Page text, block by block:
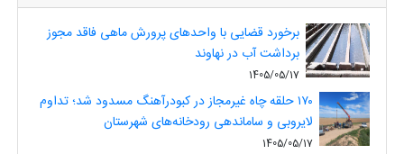
برخورد قضایی با واحدهای پرورش ماهی فاقد مجوز
برداشت آب در نهاوند
1405/05/17
۱۷۰ حلقه چاه غیرمجاز در کبودرآهنگ مسدود شد؛ تداوم
لایروبی و ساماندهی رودخانه‌های شهرستان
1405/05/17